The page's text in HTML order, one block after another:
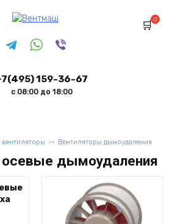
159-36-67
с 08:00 до 18:00
0
Вентиляторы дымоудаления
дымоудаления